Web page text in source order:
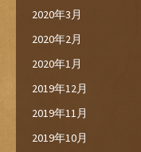
2020年3月
2020年2月
2020年1月
2019年12月
2019年11月
2019年10月